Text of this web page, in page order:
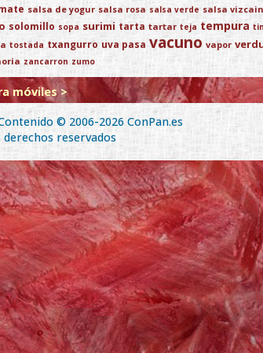
salsa de yogur salsa rosa salsa verde salsa
solomillo sopa surimi tarta tartar teja tempura
tostada txangurro uva pasa vacuno vapor
zancarron zumo
móviles >
© 2006-2026 ConPan.es
derechos reservados